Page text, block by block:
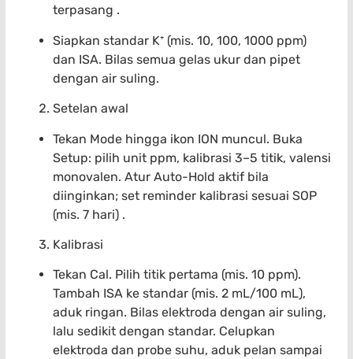
terpasang .
Siapkan standar K⁺ (mis. 10, 100, 1000 ppm)
dan ISA. Bilas semua gelas ukur dan pipet
dengan air suling.
Setelan awal
Tekan Mode hingga ikon ION muncul. Buka
Setup: pilih unit ppm, kalibrasi 3–5 titik, valensi
monovalen. Atur Auto-Hold aktif bila
diinginkan; set reminder kalibrasi sesuai SOP
(mis. 7 hari) .
Kalibrasi
Tekan Cal. Pilih titik pertama (mis. 10 ppm).
Tambah ISA ke standar (mis. 2 mL/100 mL),
aduk ringan. Bilas elektroda dengan air suling,
lalu sedikit dengan standar. Celupkan
elektroda dan probe suhu, aduk pelan sampai